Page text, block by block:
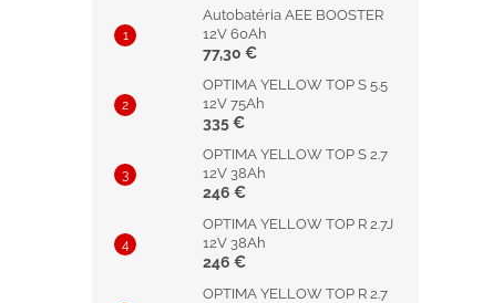
Autobatéria AEE BOOSTER
12V 60Ah
77,30 €
OPTIMA YELLOW TOP S 5.5
12V 75Ah
335 €
OPTIMA YELLOW TOP S 2.7
12V 38Ah
246 €
OPTIMA YELLOW TOP R 2.7J
12V 38Ah
246 €
OPTIMA YELLOW TOP R 2.7